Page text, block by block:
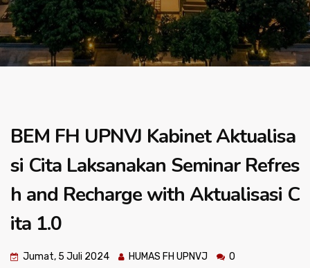
BEM FH UPNVJ Kabinet Aktualisa
si Cita Laksanakan Seminar Refres
h and Recharge with Aktualisasi C
ita 1.0
Jumat, 5 Juli 2024 HUMAS FH UPNVJ 0